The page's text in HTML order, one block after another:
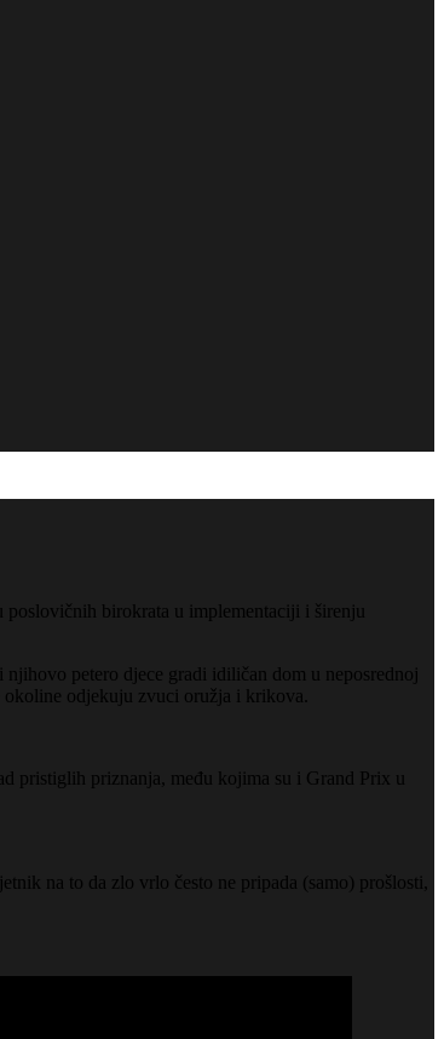
birokrata u implementaciji i širenju
petero djece gradi idiličan dom u neposrednoj
odjekuju zvuci oružja i krikova.
pristiglih priznanja, među kojima su i Grand Prix u
na to da zlo vrlo često ne pripada (samo) prošlosti,